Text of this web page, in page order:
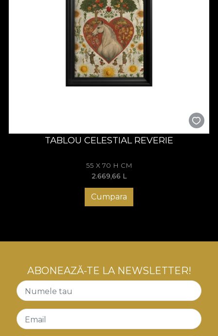
TABLOU CELESTIAL REVERIE
55 X 70 H CM
2.669,66 L
Cumpara
ABONEAZĂ-TE LA NEWSLETTER!
Numele tau
Email